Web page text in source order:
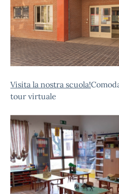
Visita la nostra scuola!
tour virtuale